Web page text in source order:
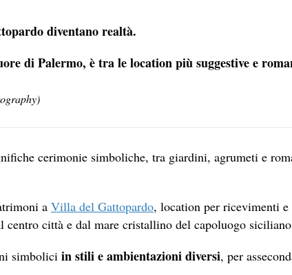
diventano realtà.
di Palermo, è tra le location più suggestive e
cerimonie simboliche, tra giardini, agrumeti e
a Villa del Gattopardo, location per ricevimenti e
città e dal mare cristallino del capoluogo
simbolici in stili e ambientazioni diversi, per